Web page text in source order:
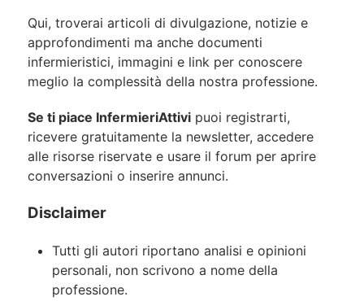
Qui, troverai articoli di divulgazione, notizie e
approfondimenti ma anche documenti
infermieristici, immagini e link per conoscere
meglio la complessità della nostra professione.
Se ti piace InfermieriAttivi puoi registrarti,
ricevere gratuitamente la newsletter, accedere
alle risorse riservate e usare il forum per aprire
conversazioni o inserire annunci.
Disclaimer
Tutti gli autori riportano analisi e opinioni
personali, non scrivono a nome della
professione.